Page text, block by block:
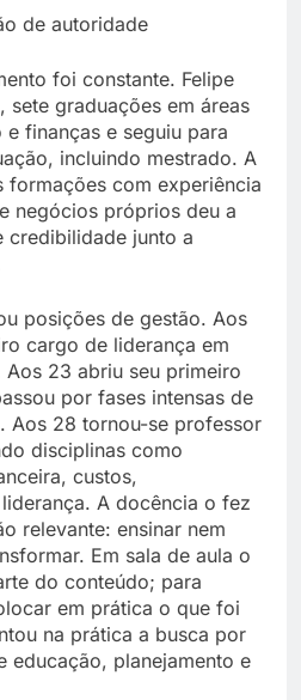
de autoridade
foi constante. Felipe
sete graduações em áreas
finanças e seguiu para
incluindo mestrado. A
formações com experiência
negócios próprios deu a
credibilidade junto a
posições de gestão. Aos
cargo de liderança em
Aos 23 abriu seu primeiro
por fases intensas de
Aos 28 tornou-se professor
disciplinas como
custos,
A docência o fez
relevante: ensinar nem
Em sala de aula o
do conteúdo; para
em prática o que foi
na prática a busca por
educação, planejamento e